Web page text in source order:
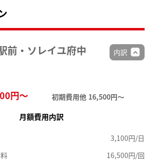
前・ソレイユ府中
円～ 初期費用他 16,500円〜
内訳
月額費用内訳
3,100円/日
16,500円/回